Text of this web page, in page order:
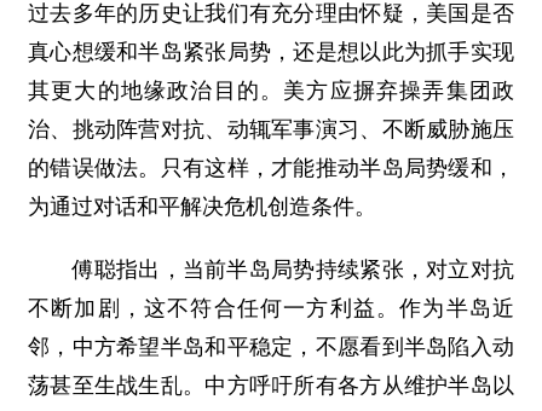
过去多年的历史让我们有充分理由怀疑，美国是否
真心想缓和半岛紧张局势，还是想以此为抓手实现
其更大的地缘政治目的。美方应摒弃操弄集团政
治、挑动阵营对抗、动辄军事演习、不断威胁施压
的错误做法。只有这样，才能推动半岛局势缓和，
为通过对话和平解决危机创造条件。
傅聪指出，当前半岛局势持续紧张，对立对抗
不断加剧，这不符合任何一方利益。作为半岛近
邻，中方希望半岛和平稳定，不愿看到半岛陷入动
荡甚至生战生乱。中方呼吁所有各方从维护半岛以